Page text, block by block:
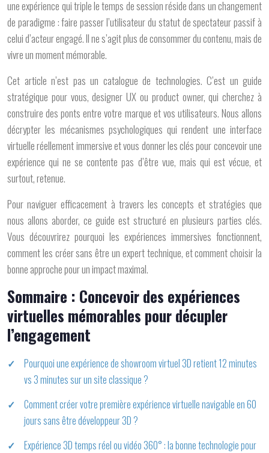
une expérience qui triple le temps de session réside dans un changement
de paradigme : faire passer l’utilisateur du statut despectateur passif à
celui d’acteur engagé. Il ne s’agit plus de consommer du contenu, mais de
vivre un moment mémorable.
Cet article n’est pas un catalogue de technologies. C’est un guide
stratégique pour vous, designer UX ou product owner, qui cherchez à
construire des ponts entre votre marque et vos utilisateurs. Nous allons
décrypter les mécanismes psychologiques qui rendent une interface
virtuelle réellement immersive et vous donner les clés pour concevoir une
expérience qui ne se contente pas d’être vue, mais qui est vécue, et
surtout, retenue.
Pour naviguer efficacement à travers les concepts et stratégies que
nous allons aborder, ce guide est structuré en plusieurs parties clés.
Vous découvrirez pourquoi les expériences immersives fonctionnent,
comment les créer sans être un expert technique, et comment choisir la
bonne approche pour un impact maximal.
Sommaire : Concevoir des expériences
virtuelles mémorables pour décupler
l’engagement
Pourquoi une expérience de showroom virtuel 3D retient 12 minutes
vs 3 minutes sur un site classique ?
Comment créer votre première expérience virtuelle navigable en 60
jours sans être développeur 3D ?
Expérience 3D temps réel ou vidéo 360° : la bonne technologie pour